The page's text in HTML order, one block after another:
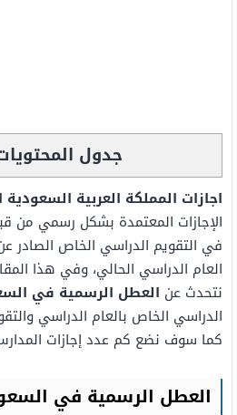
جدول
اجازات المملكة العربية السعودية
الإجازات المعتمدة بشكل رسمي من
في التقويم الدراسي الخاص الصادر
العام الدراسي الحالي، وفي هذا
نتحدث عن العطل الرسمية في
الدراسي الخاص بالعام الدراسي
كما سوف نضع كم عدد إجازات المدارس
العطل الرسمية في